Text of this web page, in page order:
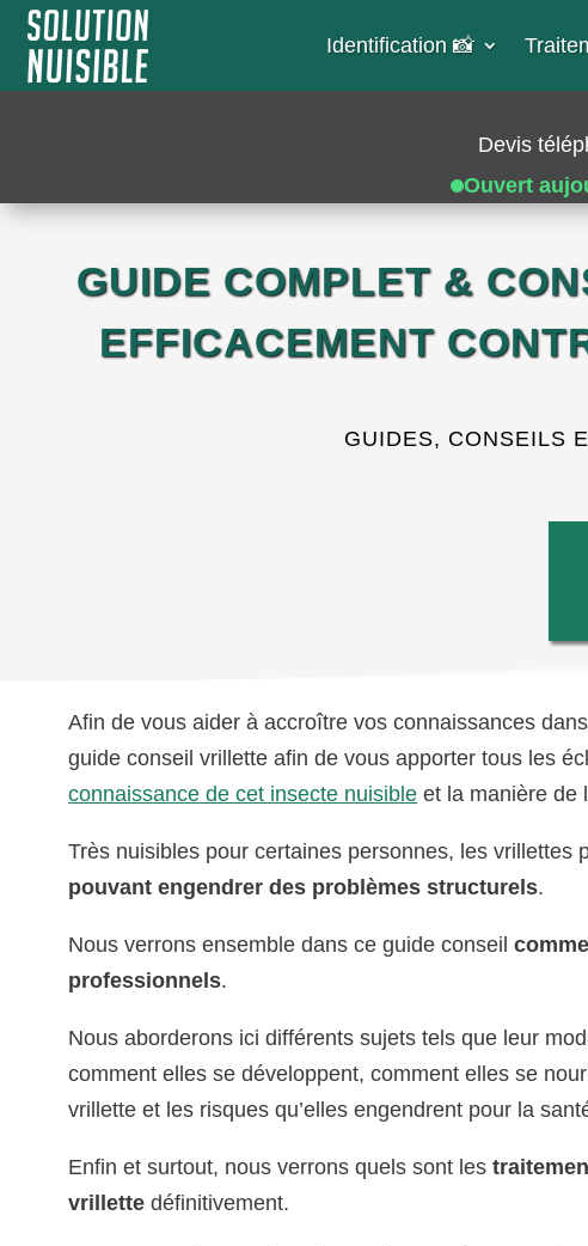
Identification 📸​
Devis
Ouvert
GUIDE COMPLET &
EFFICACEMENT
GUIDES, CONSEILS
Afin de vous aider à accroître vos connaissances
guide conseil vrillette afin de vous apporter tous les
connaissance de cet insecte nuisible et la manière de
Très nuisibles pour certaines personnes, les vrillettes
pouvant engendrer des problèmes structurels.
Nous verrons ensemble dans ce guide conseil
professionnels.
Nous aborderons ici différents sujets tels que leur
comment elles se développent, comment elles se
vrillette et les risques qu’elles engendrent pour la
Enfin et surtout, nous verrons quels sont les
vrillette définitivement.